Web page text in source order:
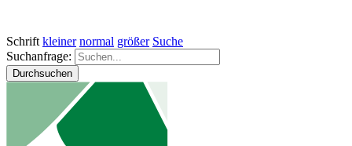
Schrift kleiner normal größer Suche
Suchanfrage:
Durchsuchen